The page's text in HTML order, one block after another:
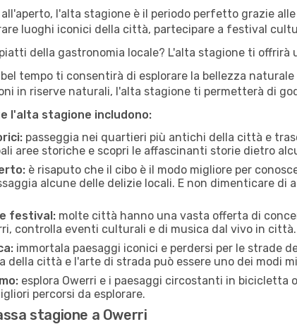
l'alta stagione è il periodo perfetto grazie
luoghi iconici della città, partecipare a festival
della gastronomia locale? L'alta stagione ti
tempo ti consentirà di esplorare la bellezza
in riserve naturali, l'alta stagione ti permetterà di
l'alta stagione includono:
passeggia nei quartieri più antichi della città e
aree storiche e scopri le affascinanti storie dietro
è risaputo che il cibo è il modo migliore per
alcune delle delizie locali. E non dimenticare
festival: molte città hanno una vasta offerta di
controlla eventi culturali e di musica dal vivo in città.
immortala paesaggi iconici e perdersi per le strade
città e l'arte di strada può essere uno dei modi
esplora Owerri e i paesaggi circostanti in bicicletta
percorsi da esplorare.
stagione a Owerri